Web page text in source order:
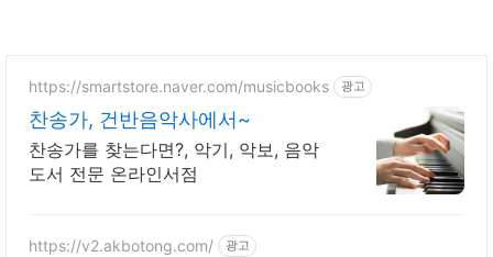
https://smartstore.naver.com/musicbooks 광고
찬송가, 건반음악사에서~
찬송가를 찾는다면?, 악기, 악보, 음악
도서 전문 온라인서점
https://v2.akbotong.com/ 광고